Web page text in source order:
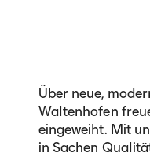
Über neue,
Waltenhofen
eingeweiht. Mit
in Sachen